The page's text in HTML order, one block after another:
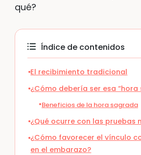
qué?
Índice de contenidos
El recibimiento tradicional
¿Cómo debería ser esa “hora
Beneficios de la hora sagrada
¿Qué ocurre con las pruebas
¿Cómo favorecer el vínculo
en el embarazo?